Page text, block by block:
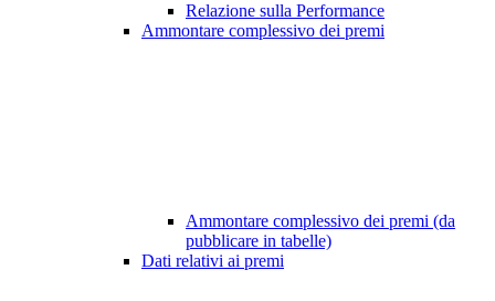
Relazione sulla Performance
Ammontare complessivo dei premi
Ammontare complessivo dei premi (da
pubblicare in tabelle)
Dati relativi ai premi